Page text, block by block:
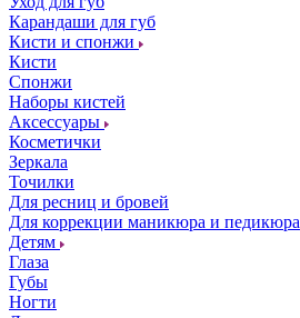
Карандаши для губ
Кисти и спонжи
Кисти
Спонжи
Наборы кистей
Аксессуары
Косметички
Зеркала
Точилки
Для ресниц и бровей
Для коррекции маникюра и педикюра
Детям
Глаза
Губы
Ногти